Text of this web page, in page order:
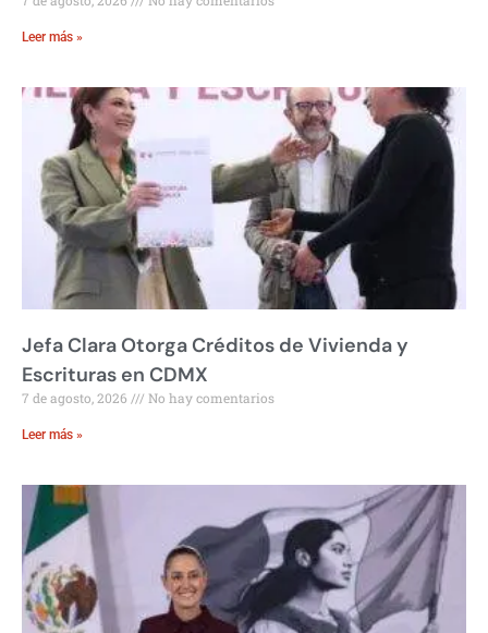
Leer más »
Jefa Clara Otorga Créditos de Vivienda y
Escrituras en CDMX
7 de agosto, 2026 No hay comentarios
Leer más »